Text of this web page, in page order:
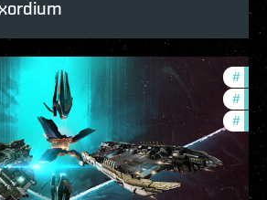
#
#
#